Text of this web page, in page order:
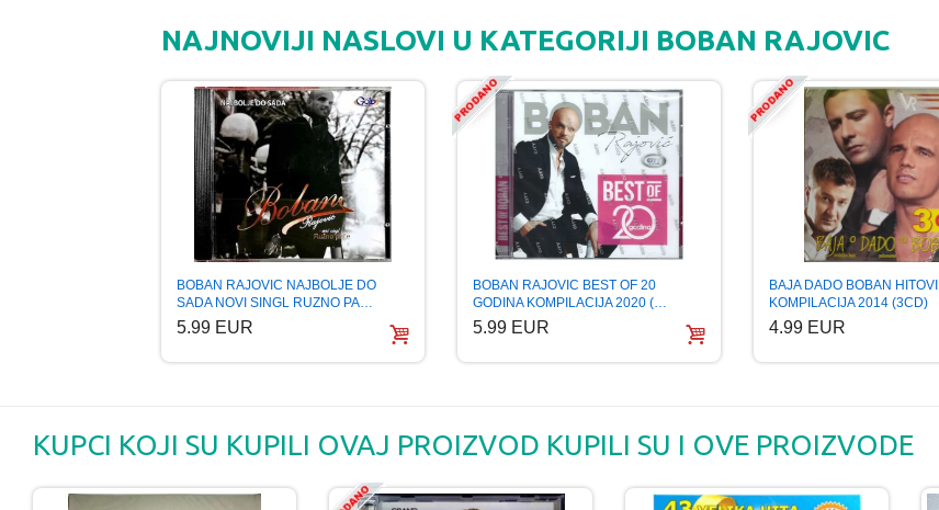
NAJNOVIJI NASLOVI U KATEGORIJI BOBAN RAJOVIC
BOBAN RAJOVIC NAJBOLJE DO
SADA NOVI SINGL RUZNO PA…
5.99 EUR
BOBAN RAJOVIC BEST OF 20
GODINA KOMPILACIJA 2020 (…
5.99 EUR
BAJA DADO BOBAN HITOVI
KOMPILACIJA 2014 (3CD)
4.99 EUR
KUPCI KOJI SU KUPILI OVAJ PROIZVOD KUPILI SU I OVE PROIZVODE